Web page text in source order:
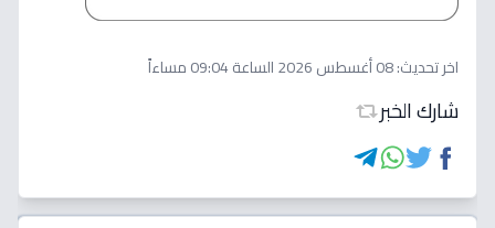
اخر تحديث:08 أغسطس 2026 الساعة 09:04 مساءاً
شارك الخبر